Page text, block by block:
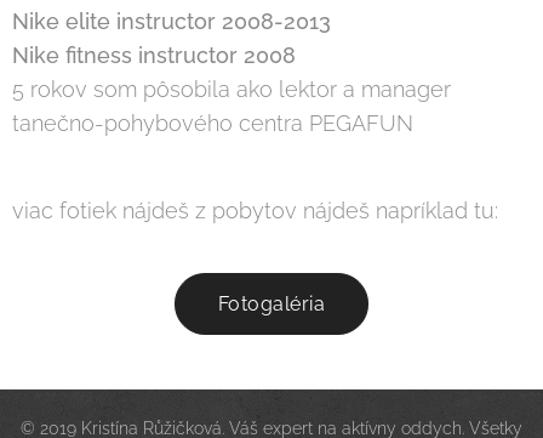
Nike elite instructor 2008-2013
Nike fitness instructor 2008
5 rokov som pôsobila ako lektor a manager
tanečno-pohybového centra PEGAFUN
viac fotiek nájdeš z pobytov nájdeš napríklad tu:
Fotogaléria
© 2019 Kristína Růžičková. Váš expert na aktívny oddych. Všetky